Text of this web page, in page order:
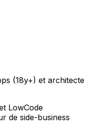
(18y+) et architecte
LowCode
de side-business